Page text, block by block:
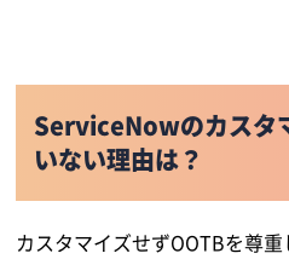
ServiceNowのカスタ
いない理由は？
カスタマイズせずOOTBを尊